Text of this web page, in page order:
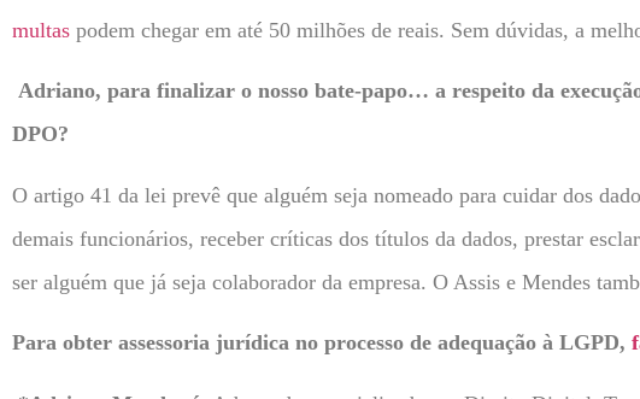
multas podem chegar em até 50 milhões de reais. Sem dúvidas, a
Adriano, para finalizar o nosso bate-papo… a respeito da
DPO?
O artigo 41 da lei prevê que alguém seja nomeado para cuidar dos
demais funcionários, receber críticas dos títulos da dados, prestar
ser alguém que já seja colaborador da empresa. O Assis e Mendes
Para obter assessoria jurídica no processo de adequação à LGPD,